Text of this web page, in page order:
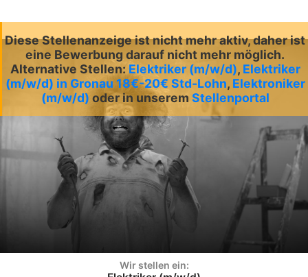
Diese Stellenanzeige ist nicht mehr aktiv, daher ist
eine Bewerbung darauf nicht mehr möglich.
Alternative Stellen: Elektriker (m/w/d), Elektriker
(m/w/d) in Gronau 18€-20€ Std-Lohn, Elektroniker
(m/w/d) oder in unserem Stellenportal
Wir stellen ein: